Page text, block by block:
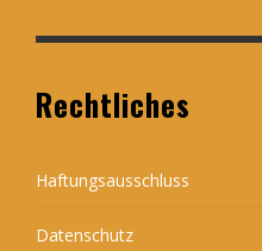
Rechtliches
Haftungsausschluss
Datenschutz